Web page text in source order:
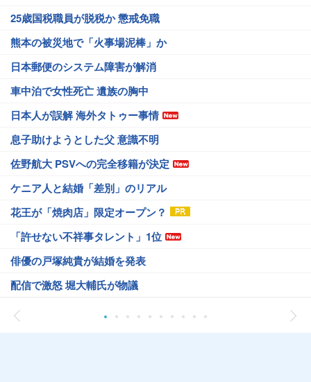
25歳国税職員が脱税か 懲戒免職
熊本の被災地で「火事場泥棒」か
日本郵便のシステム障害が解消
車中泊で女性死亡 遺族の胸中
日本人が誤解 海外タトゥー事情
息子助けようとした父 意識不明
佐野航大 PSVへの完全移籍が決定
ケニア人と結婚「差別」のリアル
花王が「焼肉店」限定オープン？
「許せない不祥事タレント」1位
俳優の戸塚純貴が結婚を発表
配信で激怒 堀大輔氏が物議